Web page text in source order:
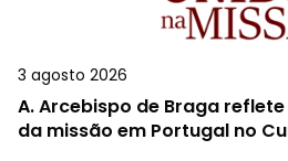
3 agosto 2026
A.Arcebispo de Braga
da missão em Portugal no